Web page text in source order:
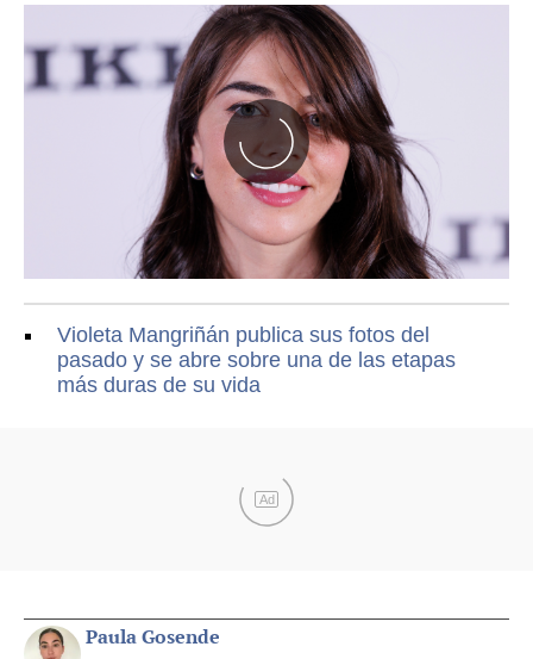
Violeta Mangriñán publica sus fotos del
pasado y se abre sobre una de las etapas
más duras de su vida
Ad
Paula Gosende